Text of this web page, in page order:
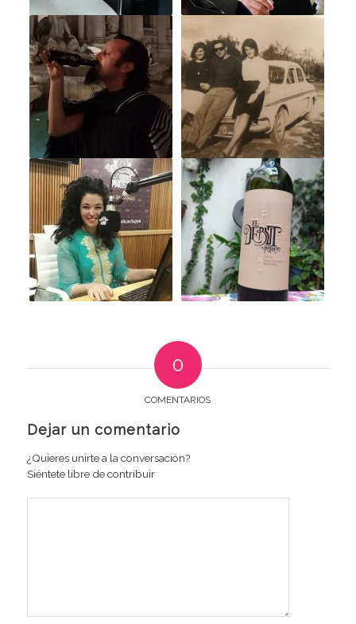
0
COMENTARIOS
Dejar un comentario
¿Quieres unirte a la conversación?
Siéntete libre de contribuir